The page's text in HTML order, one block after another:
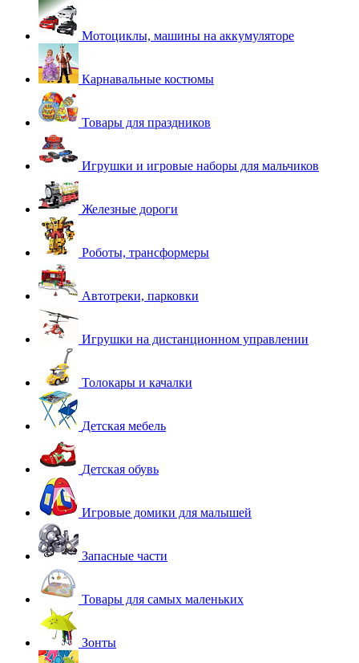
Мотоциклы, машины на аккумуляторе
Карнавальные костюмы
Товары для праздников
Игрушки и игровые наборы для мальчиков
Железные дороги
Роботы, трансформеры
Автотреки, парковки
Игрушки на дистанционном управлении
Толокары и качалки
Детская мебель
Детская обувь
Игровые домики для малышей
Запасные части
Товары для самых маленьких
Зонты